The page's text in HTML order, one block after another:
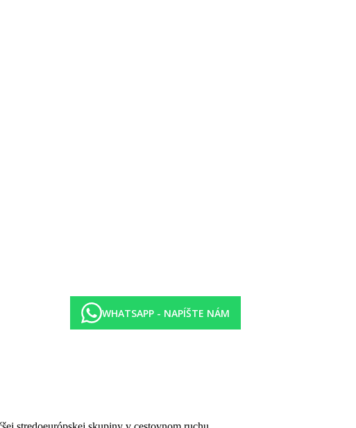
hry, šnorchlovanie, loďka s priehľadným dnom a na ostrovček Ile aux Cerfs
J
WHATSAPP - NAPÍŠTE NÁM